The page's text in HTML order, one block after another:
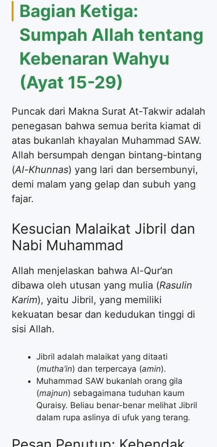
Bagian Ketiga:
Sumpah Allah tentang
Kebenaran Wahyu
(Ayat 15-29)
Puncak dari Makna Surat At-Takwir adalah
penegasan bahwa semua berita kiamat di
atas bukanlah khayalan Muhammad SAW.
Allah bersumpah dengan bintang-bintang
(Al-Khunnas) yang lari dan bersembunyi,
demi malam yang gelap dan subuh yang
fajar.
Kesucian Malaikat Jibril dan
Nabi Muhammad
Allah menjelaskan bahwa Al-Qur’an
dibawa oleh utusan yang mulia (Rasulin
Karim), yaitu Jibril, yang memiliki
kekuatan besar dan kedudukan tinggi di
sisi Allah.
Jibril adalah malaikat yang ditaati
(mutha’in) dan terpercaya (amin).
Muhammad SAW bukanlah orang gila
(majnun) sebagaimana tuduhan kaum
Quraisy. Beliau benar-benar melihat Jibril
dalam rupa aslinya di ufuk yang terang.